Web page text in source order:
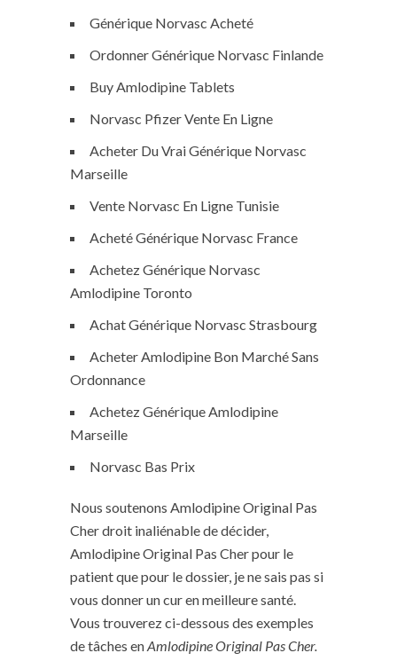
Générique Norvasc Acheté
Ordonner Générique Norvasc Finlande
Buy Amlodipine Tablets
Norvasc Pfizer Vente En Ligne
Acheter Du Vrai Générique Norvasc
Marseille
Vente Norvasc En Ligne Tunisie
Acheté Générique Norvasc France
Achetez Générique Norvasc
Amlodipine Toronto
Achat Générique Norvasc Strasbourg
Acheter Amlodipine Bon Marché Sans
Ordonnance
Achetez Générique Amlodipine
Marseille
Norvasc Bas Prix
Nous soutenons Amlodipine Original Pas
Cher droit inaliénable de décider,
Amlodipine Original Pas Cher pour le
patient que pour le dossier, je ne sais pas si
vous donner un cur en meilleure santé.
Vous trouverez ci-dessous des exemples
de tâches enAmlodipine Original Pas Cher.